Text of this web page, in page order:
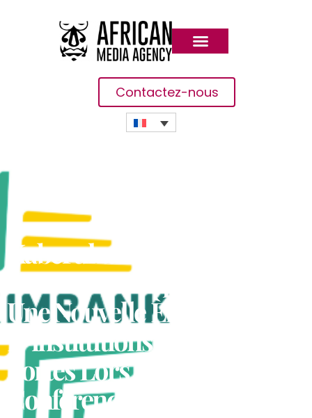
Contactez-nous
Kaberuka Et Les
Intervenants Appellent À
Une Nouvelle Ère
D’institutions Africaines
Fortes Lors De La 9e
Conférence Babacar Ndiaye